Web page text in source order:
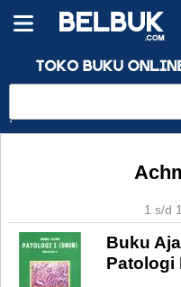
1 s/d
Buku
Patologi